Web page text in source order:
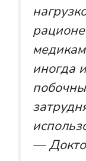
иногда
—